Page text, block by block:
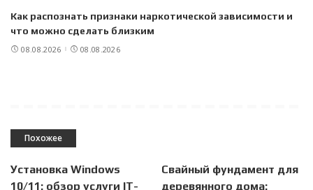
Как распознать признаки наркотической зависимости и
что можно сделать близким
08.08.2026 08.08.2026
Похожее
Установка Windows
10/11: обзор услуги IT-
Свайный фундамент для
деревянного дома: